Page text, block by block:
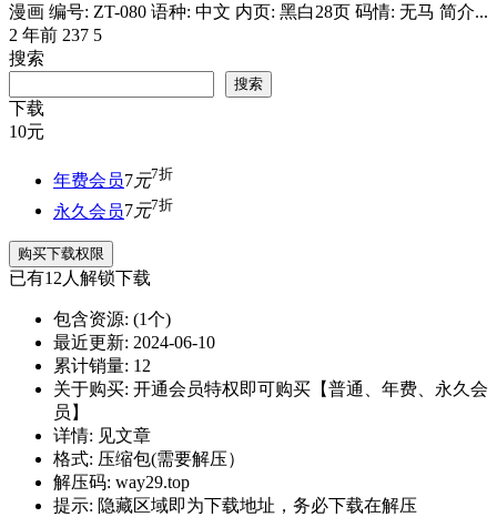
漫画 编号: ZT-080 语种: 中文 内页: 黑白28页 码情: 无马 简介...
2 年前 237 5
搜索
搜索
下载
10元
年费会员7元7折
永久会员7元7折
购买下载权限
已有12人解锁下载
包含资源: (1个)
最近更新: 2024-06-10
累计销量: 12
关于购买: 开通会员特权即可购买【普通、年费、永久会
员】
详情: 见文章
格式: 压缩包(需要解压）
解压码: way29.top
提示: 隐藏区域即为下载地址，务必下载在解压